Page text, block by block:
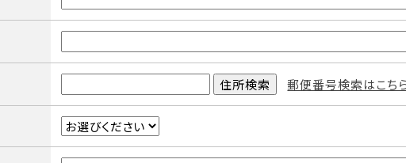
郵便番号検索はこち